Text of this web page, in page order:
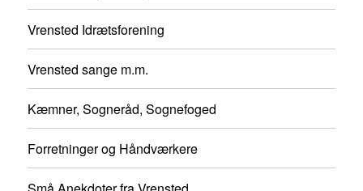
Vrensted Idrætsforening
Vrensted sange m.m.
Kæmner, Sogneråd, Sognefoged
Forretninger og Håndværkere